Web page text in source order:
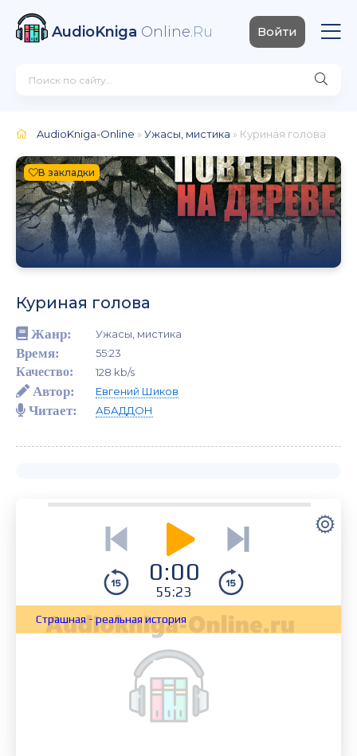
AudioKniga Online.Ru Войти
AudioKniga-Online »Ужасы, мистика » Куриная голова
В закладки
Куриная голова
Жанр: Ужасы, мистика
Время:
55:23
Качество:
128 kb/s
Автор: Евгений Шиков
Читает: АБАДДОН
0:00
55:23
Страшная - реальная история